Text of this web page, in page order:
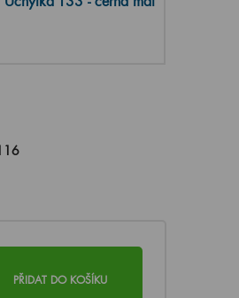
PŘIDAT DO KOŠÍKU